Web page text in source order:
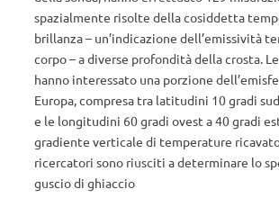
spazialmente risolte della cosiddetta
brillanza – un’indicazione dell’emissività
corpo – a diverse profondità della crosta.
hanno interessato una porzione
Europa, compresa tra latitudini 10 gradi
e le longitudini 60 gradi ovest a 40 gradi
gradiente verticale di temperature
ricercatori sono riusciti a determinare lo
guscio di ghiaccio